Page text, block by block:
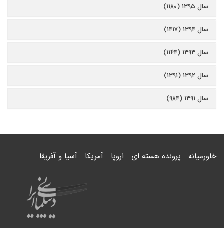
سال ۱۳۹۵ (۱۱۸۰)
سال ۱۳۹۴ (۱۴۱۷)
سال ۱۳۹۳ (۱۱۴۴)
سال ۱۳۹۲ (۱۳۹۱)
سال ۱۳۹۱ (۹۸۴)
خاورمیانه پرونده هسته ای اروپا آمریکا آسیا و آفریقا